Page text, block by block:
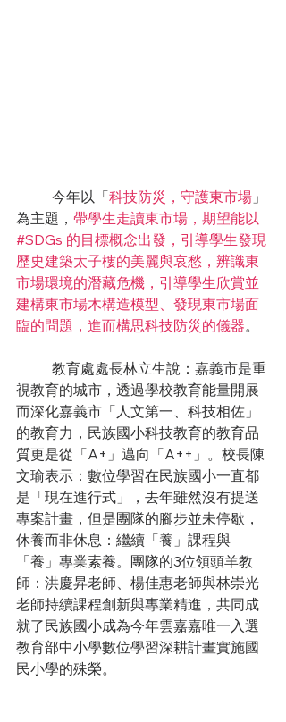
	今年以「
科技防災，守護東市場 」
為主題， 帶學生走讀東市場，期望能以
#SDGs 的目標概念出發，引導學生發現
歷史建築太子樓的美麗與哀愁，辨識東
市場環境的潛藏危機，引導學生欣賞並
建構東市場木構造模型、發現東市場面
臨的問題，進而構思科技防災的儀器。
視教育的城市，透過學校教育能量開展
而深化嘉義市「人文第一、科技相佐」
的教育力，民族國小科技教育的教育品
質更是從「A+」邁向「A++」。校長陳
文瑜表示：數位學習在民族國小一直都
是「現在進行式」，去年雖然沒有提送
專案計畫，但是團隊的腳步並未停歇，
休養而非休息：繼續「養」課程與
「養」專業素養。團隊的3位領頭羊教
師：洪慶昇老師、楊佳惠老師與林崇光
老師持續課程創新與專業精進，共同成
就了民族國小成為今年雲嘉嘉唯一入選
教育部中小學數位學習深耕計畫實施國
民小學的殊榮。